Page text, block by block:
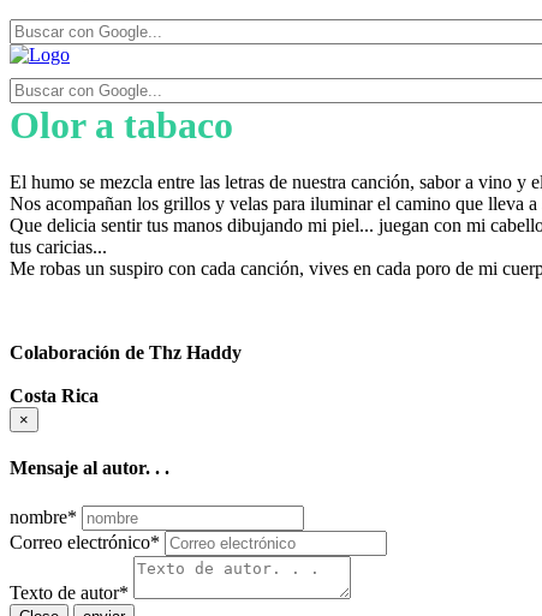
Olor a tabaco
El humo se mezcla entre las letras de nuestra canción, sabor a vino y
Nos acompañan los grillos y velas para iluminar el camino que lleva
Que delicia sentir tus manos dibujando mi piel... juegan con mi
tus caricias...
Me robas un suspiro con cada canción, vives en cada poro de mi
Colaboración de Thz Haddy
Costa Rica
×
Mensaje al autor. . .
nombre*
Correo electrónico*
Texto de autor*